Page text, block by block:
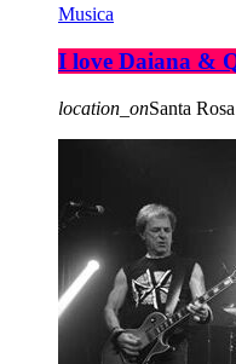
Musica
I love Daiana &
location_onSanta Rosa